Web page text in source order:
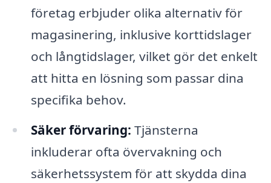
företag erbjuder olika alternativ för
magasinering, inklusive korttidslager
och långtidslager, vilket gör det enkelt
att hitta en lösning som passar dina
specifika behov.
Säker förvaring: Tjänsterna
inkluderar ofta övervakning och
säkerhetssystem för att skydda dina